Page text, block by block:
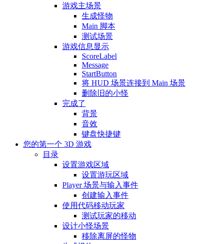
游戏主场景
生成怪物
Main 脚本
测试场景
游戏信息显示
ScoreLabel
Message
StartButton
将 HUD 场景连接到 Main 场景
删除旧的小怪
完成了
背景
音效
键盘快捷键
您的第一个 3D 游戏
目录
设置游戏区域
设置游玩区域
Player 场景与输入事件
创建输入事件
使用代码移动玩家
测试玩家的移动
设计小怪场景
移除离屏的怪物